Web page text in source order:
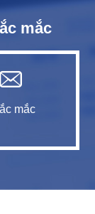
mắc
mắc